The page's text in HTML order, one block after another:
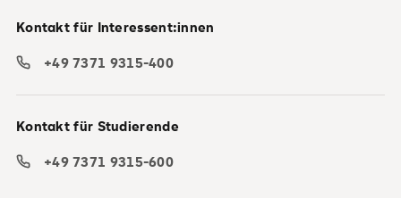
Kontakt für Interessent:innen
+49 7371 9315-400
Kontakt für Studierende
+49 7371 9315-600